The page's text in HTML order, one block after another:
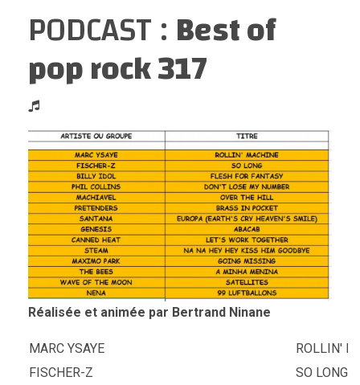
PODCAST :Best of
pop rock 317
Réalisée et animée par Bertrand Ninane
MARC YSAYE
ROLLIN'
FISCHER-Z
SO LONG